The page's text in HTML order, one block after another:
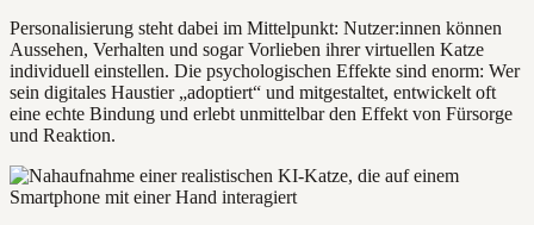
Personalisierung steht dabei im Mittelpunkt: Nutzer:innen können
Aussehen, Verhalten und sogar Vorlieben ihrer virtuellen Katze
individuell einstellen. Die psychologischen Effekte sind enorm: Wer
sein digitales Haustier „adoptiert“ und mitgestaltet, entwickelt oft
eine echte Bindung und erlebt unmittelbar den Effekt von Fürsorge
und Reaktion.